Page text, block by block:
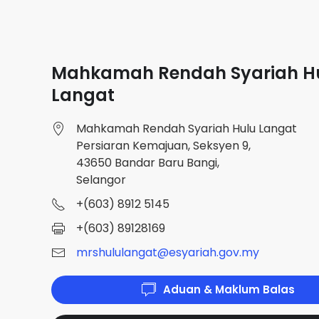
Mahkamah Rendah Syariah
Langat
Mahkamah Rendah Syariah Hulu Langat
Persiaran Kemajuan, Seksyen 9,
43650 Bandar Baru Bangi,
Selangor
+(603) 8912 5145
+(603) 89128169
mrshululangat@esyariah.gov.my
Aduan & Maklum Balas